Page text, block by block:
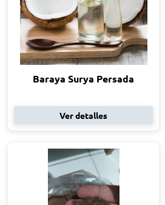
Baraya Surya Persada
Ver detalles